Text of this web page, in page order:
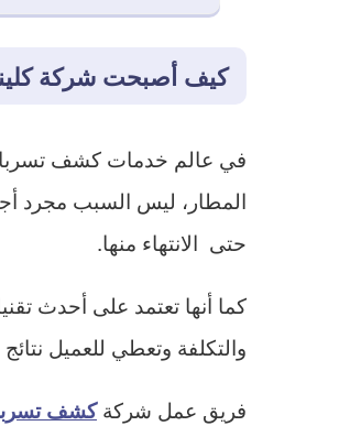
كيف أصبحت شركة
في عالم خدمات كشف تسربات
المطار، ليس السبب مجرد
حتى الانتهاء منها.
كما أنها تعتمد على أحدث
والتكلفة وتعطي للعميل
فريق عمل شركةكشف